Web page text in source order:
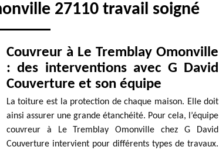
27110 travail soigné
Couvreur à Le Tremblay Omonville
: des interventions avec G David
Couverture et son équipe
La toiture est la protection de chaque maison. Elle doit
ainsi assurer une grande étanchéité. Pour cela, l’équipe
couvreur à Le Tremblay Omonville chez G David
Couverture intervient pour différents types de travaux.